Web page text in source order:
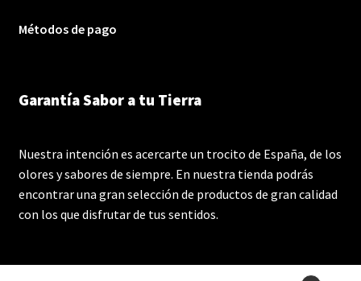
Métodos de pago
Garantía Sabor a tu Tierra
Nuestra intención es acercarte un trocito de España, de los
olores y sabores de siempre. En nuestra tienda podrás
encontrar una gran selección de productos de gran calidad
con los que disfrutar de tus sentidos.